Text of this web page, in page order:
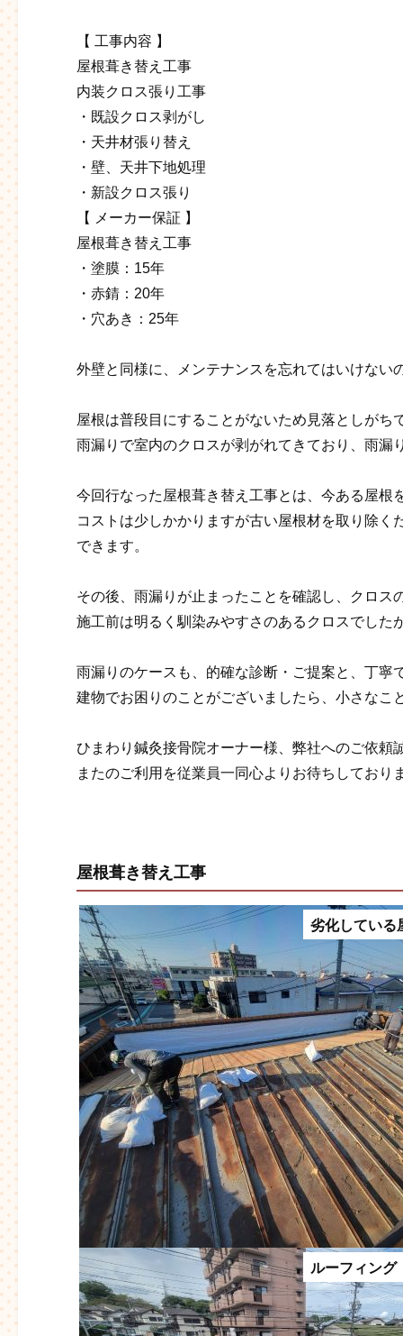
【 工事内容 】
屋根葺き替え工事
内装クロス張り工事
・既設クロス剥がし
・天井材張り替え
・壁、天井下地処理
・新設クロス張り
【 メーカー保証 】
屋根葺き替え工事
・塗膜：15年
・赤錆：20年
・穴あき：25年
外壁と同様に、メンテナンスを忘れてはいけない
屋根は普段目にすることがないため見落としが
雨漏りで室内のクロスが剥がれてきており、雨
今回行なった屋根葺き替え工事とは、今ある屋
コストは少しかかりますが古い屋根材を取り除
できます。
その後、雨漏りが止まったことを確認し、クロス
施工前は明るく馴染みやすさのあるクロスでし
雨漏りのケースも、的確な診断・ご提案と、丁
建物でお困りのことがございましたら、小さなこ
ひまわり鍼灸接骨院オーナー様、弊社へのご依頼
またのご利用を従業員一同心よりお待ちしており
屋根葺き替え工事
劣化している
ルーフィング